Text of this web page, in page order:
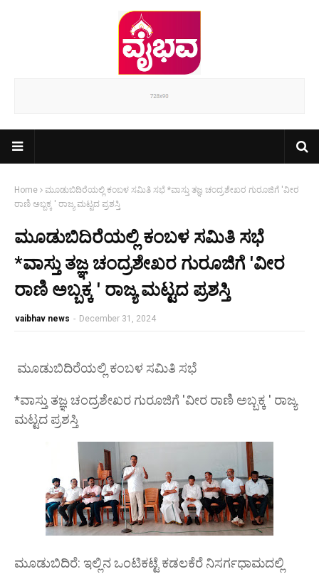
Home
ಮೂಡುಬಿದಿರೆಯಲ್ಲಿ ಕಂಬಳ ಸಮಿತಿ ಸಭೆ *ವಾಸ್ತು ತಜ್ಞ ಚಂದ್ರಶೇಖರ ಗುರೂಜಿಗೆ 'ವೀರ
ರಾಣಿ ಅಬ್ಬಕ್ಕ ' ರಾಜ್ಯ ಮಟ್ಟದ ಪ್ರಶಸ್ತಿ
ಮೂಡುಬಿದಿರೆಯಲ್ಲಿ ಕಂಬಳ ಸಮಿತಿ ಸಭೆ
*ವಾಸ್ತು ತಜ್ಞ ಚಂದ್ರಶೇಖರ ಗುರೂಜಿಗೆ 'ವೀರ
ರಾಣಿ ಅಬ್ಬಕ್ಕ ' ರಾಜ್ಯ ಮಟ್ಟದ ಪ್ರಶಸ್ತಿ
vaibhav news - December 31, 2024
ಮೂಡುಬಿದಿರೆಯಲ್ಲಿ ಕಂಬಳ ಸಮಿತಿ ಸಭೆ
*ವಾಸ್ತು ತಜ್ಞ ಚಂದ್ರಶೇಖರ ಗುರೂಜಿಗೆ 'ವೀರ ರಾಣಿ ಅಬ್ಬಕ್ಕ ' ರಾಜ್ಯ
ಮಟ್ಟದ ಪ್ರಶಸ್ತಿ
ಮೂಡುಬಿದಿರೆ: ಇಲ್ಲಿನ ಒಂಟಿಕಟ್ಟೆ ಕಡಲಕೆರೆ ನಿಸರ್ಗಧಾಮದಲ್ಲಿ